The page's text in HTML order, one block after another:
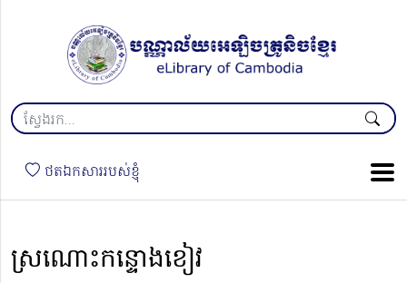
ថតឯកសាររបស់ខ្ញុំ
ស្រណោះកន្ទោងខៀវ